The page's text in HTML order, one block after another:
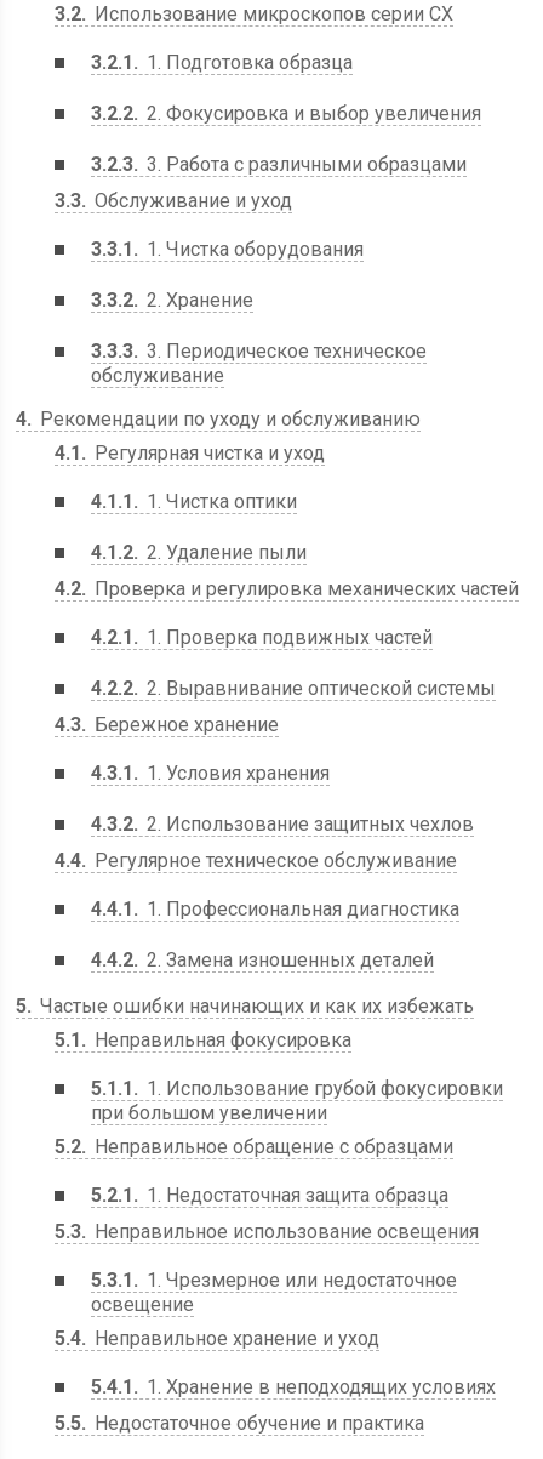
3.2
Использование микроскопов серии CX
3.2.1 1. Подготовка образца
3.2.2 2. Фокусировка и выбор увеличения
3.2.3 3. Работа с различными образцами
3.3 Обслуживание и уход
3.3.1 1. Чистка оборудования
3.3.2 2. Хранение
3.3.3 3. Периодическое техническое
обслуживание
4
Рекомендации по уходу и обслуживанию
4.1
Регулярная чистка и уход
4.1.1 1. Чистка оптики
4.1.2 2. Удаление пыли
4.2
Проверка и регулировка механических частей
4.2.1 1. Проверка подвижных частей
4.2.2 2. Выравнивание оптической системы
4.3
Бережное хранение
4.3.1 1. Условия хранения
4.3.2 2. Использование защитных чехлов
4.4
Регулярное техническое обслуживание
4.4.1 1. Профессиональная диагностика
4.4.2 2. Замена изношенных деталей
5 Частые ошибки начинающих и как их избежать
5.1
Неправильная фокусировка
5.1.1
1. Использование грубой фокусировки
при большом увеличении
5.2
Неправильное обращение с образцами
5.2.1
1. Недостаточная защита образца
5.3
Неправильное использование освещения
5.3.1
1. Чрезмерное или недостаточное
освещение
5.4
Неправильное хранение и уход
5.4.1
1. Хранение в неподходящих условиях
5.5
Недостаточное обучение и практика